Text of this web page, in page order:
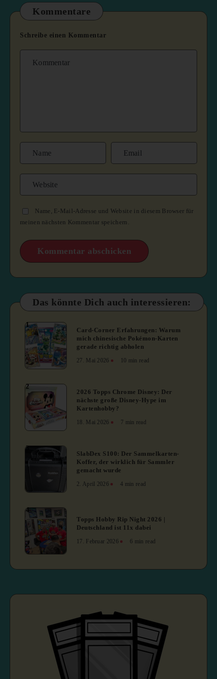
Kommentare
Schreibe einen Kommentar
Name, E-Mail-Adresse und Website in diesem Browser für
meinen nächsten Kommentar speichern.
Das könnte Dich auch interessieren:
1
Card-Corner Erfahrungen: Warum
mich chinesische Pokémon-Karten
gerade richtig abholen
27. Mai 2026 10 min read
2
2026 Topps Chrome Disney: Der
nächste große Disney-Hype im
Kartenhobby?
18. Mai 2026 7 min read
3
SlabDex S100: Der Sammelkarten-
Koffer, der wirklich für Sammler
gemacht wurde
2. April 2026 4 min read
4
Topps Hobby Rip Night 2026 |
Deutschland ist 11x dabei
17. Februar 2026 6 min read